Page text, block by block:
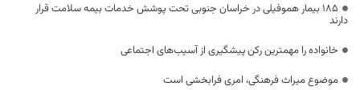
۱۸۵ بیمار هموفیلی در خراسان جنوبی تحت پوشش خدمات بیمه سلامت قرار
دارند
خانواده را مهمترین رکن پیشگیری از آسیب‌های اجتماعی
موضوع میراث فرهنگی، امری فرابخشی است